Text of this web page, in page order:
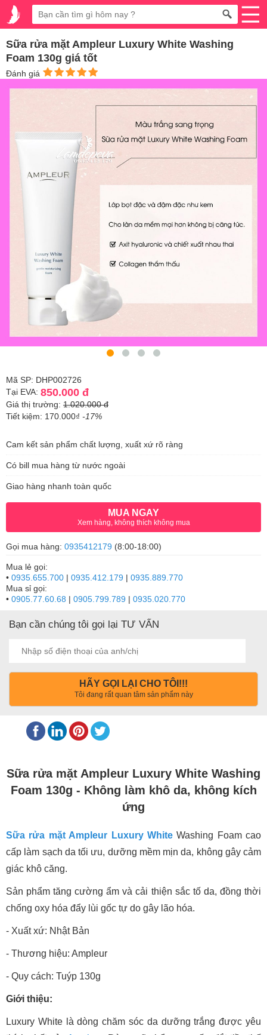
Sữa rửa mặt Ampleur Luxury White Washing
Foam 130g giá tốt
Đánh giá
Mã SP: DHP002726
Tại EVA: 850.000 đ
Giá thị trường: 1.020.000 đ
Tiết kiệm: 170.000₫ -17%
Cam kết sản phẩm chất lượng, xuất xứ rõ ràng
Có bill mua hàng từ nước ngoài
Giao hàng nhanh toàn quốc
MUA NGAY
Xem hàng, không thích không mua
Gọi mua hàng: 0935412179 (8:00-18:00)
Mua lẻ gọi:
• 0935.655.700 | 0935.412.179 | 0935.889.770
Mua sỉ gọi:
• 0905.77.60.68 | 0905.799.789 | 0935.020.770
Bạn cần chúng tôi gọi lại TƯ VẤN
HÃY GỌI LẠI CHO TÔI!!!
Tôi đang rất quan tâm sản phẩm này
Sữa rửa mặt Ampleur Luxury White Washing
Foam 130g - Không làm khô da, không kích
ứng
Sữa rửa mặt Ampleur Luxury WhiteWashing Foam cao
cấp làm sạch da tối ưu, dưỡng mềm mịn da, không gây cảm
giác khô căng.
Sản phẩm tăng cường ẩm và cải thiện sắc tố da, đồng thời
chống oxy hóa đẩy lùi gốc tự do gây lão hóa.
- Xuất xứ: Nhật Bản
- Thương hiệu: Ampleur
- Quy cách: Tuýp 130g
Giới thiệu:
Luxury White là dòng chăm sóc da dưỡng trắng được yêu